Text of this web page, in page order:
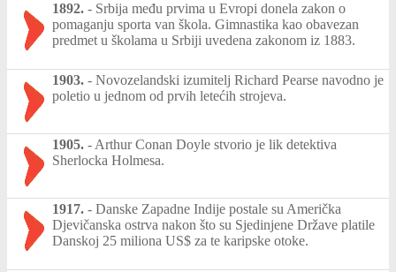
1892. - Srbija među prvima u Evropi donela zakon o
pomaganju sporta van škola. Gimnastika kao obavezan
predmet u školama u Srbiji uvedena zakonom iz 1883.
1903. - Novozelandski izumitelj Richard Pearse navodno je
poletio u jednom od prvih letećih strojeva.
1905. -Arthur Conan Doyle stvorio je lik detektiva
Sherlocka Holmesa.
1917. - Danske Zapadne Indije postale su Američka
Djevičanska ostrva nakon što su Sjedinjene Države platile
Danskoj 25 miliona US$ za te karipske otoke.